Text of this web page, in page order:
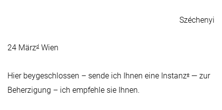
Széchenyi
24 Märzd Wien
Hier beygeschlossen – sende ich Ihnen eine Instanze — zur
Beherzigung – ich empfehle sie Ihnen.